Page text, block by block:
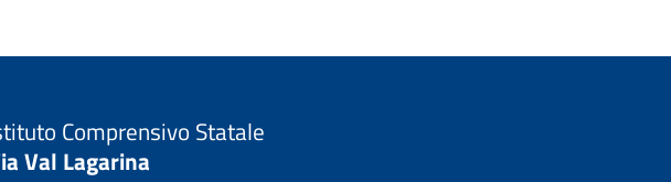
Comprensivo Statale
Val Lagarina